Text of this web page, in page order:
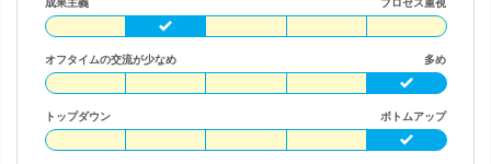
成果主義 プロセス重視
オフタイムの交流が少なめ 多め
トップダウン ボトムアップ